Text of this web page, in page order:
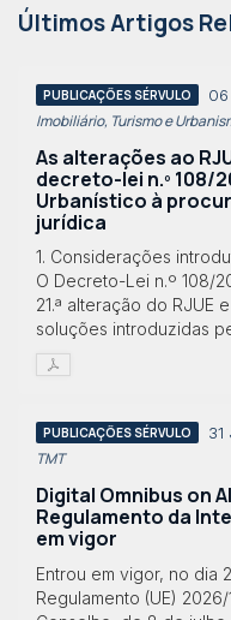
Últimos Artigos
PUBLICAÇÕES SÉRVULO
Imobiliário, Turismo e
As alterações ao
decreto-lei n.º 108/
Urbanístico à
jurídica
1. Considerações
O Decreto-Lei n.º 108/
21.ª alteração do RJUE
soluções introduzidas
PUBLICAÇÕES SÉRVULO 31
TMT
Digital Omnibus on
Regulamento da
em vigor
Entrou em vigor, no dia
Regulamento (UE)